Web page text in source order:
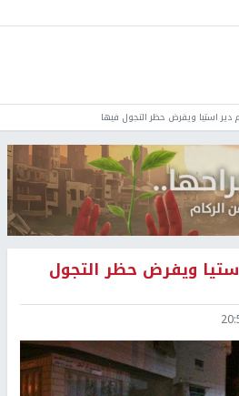
دير استيا ويفرض حظر التجول فيها
ويفرض حظر التجول